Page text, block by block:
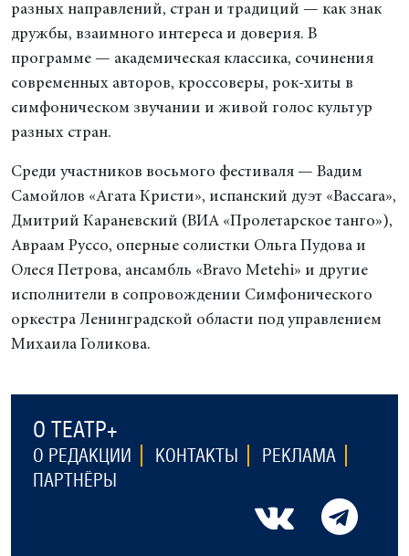
разных направлений, стран и традиций — как знак
дружбы, взаимного интереса и доверия. В
программе — академическая классика, сочинения
современных авторов, кроссоверы, рок-хиты в
симфоническом звучании и живой голос культур
разных стран.
Среди участников восьмого фестиваля — Вадим
Самойлов «Агата Кристи», испанский дуэт «Baccara»,
Дмитрий Караневский (ВИА «Пролетарское танго»),
Авраам Руссо, оперные солистки Ольга Пудова и
Олеся Петрова, ансамбль «Bravo Metehi» и другие
исполнители в сопровождении Симфонического
оркестра Ленинградской области под управлением
Михаила Голикова.
О ТЕАТР+
О РЕДАКЦИИ КОНТАКТЫ
РЕКЛАМА
ПАРТНЁРЫ